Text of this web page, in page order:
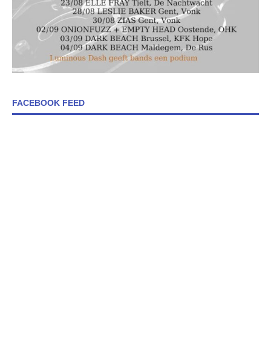
FACEBOOK FEED